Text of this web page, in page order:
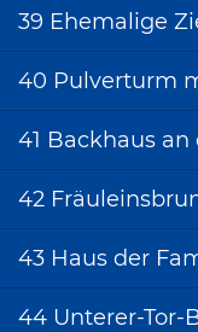
28
29
30
31
Ade
32
39 Ehemalige
40 Pulverturm
41 Backhaus
42
43 Haus der
44 Unterer-Tor-